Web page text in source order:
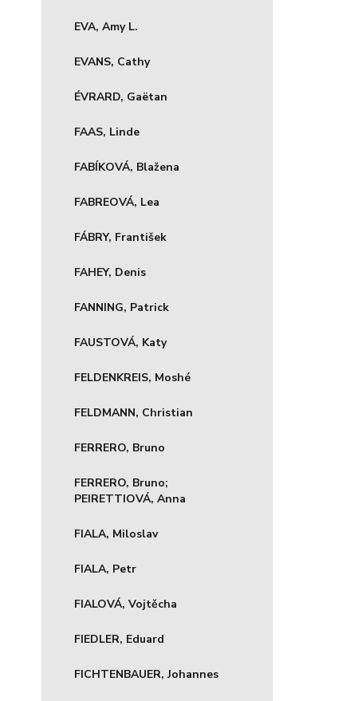
EVA, Amy L.
EVANS, Cathy
ÉVRARD, Gaëtan
FAAS, Linde
FABÍKOVÁ, Blažena
FABREOVÁ, Lea
FÁBRY, František
FAHEY, Denis
FANNING, Patrick
FAUSTOVÁ, Katy
FELDENKREIS, Moshé
FELDMANN, Christian
FERRERO, Bruno
FERRERO, Bruno;
PEIRETTIOVÁ, Anna
FIALA, Miloslav
FIALA, Petr
FIALOVÁ, Vojtěcha
FIEDLER, Eduard
FICHTENBAUER, Johannes